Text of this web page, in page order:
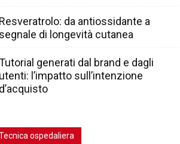
da antiossidante a
di longevità cutanea
generati dal brand e dagli
l’impatto sull’intenzione
ospedaliera